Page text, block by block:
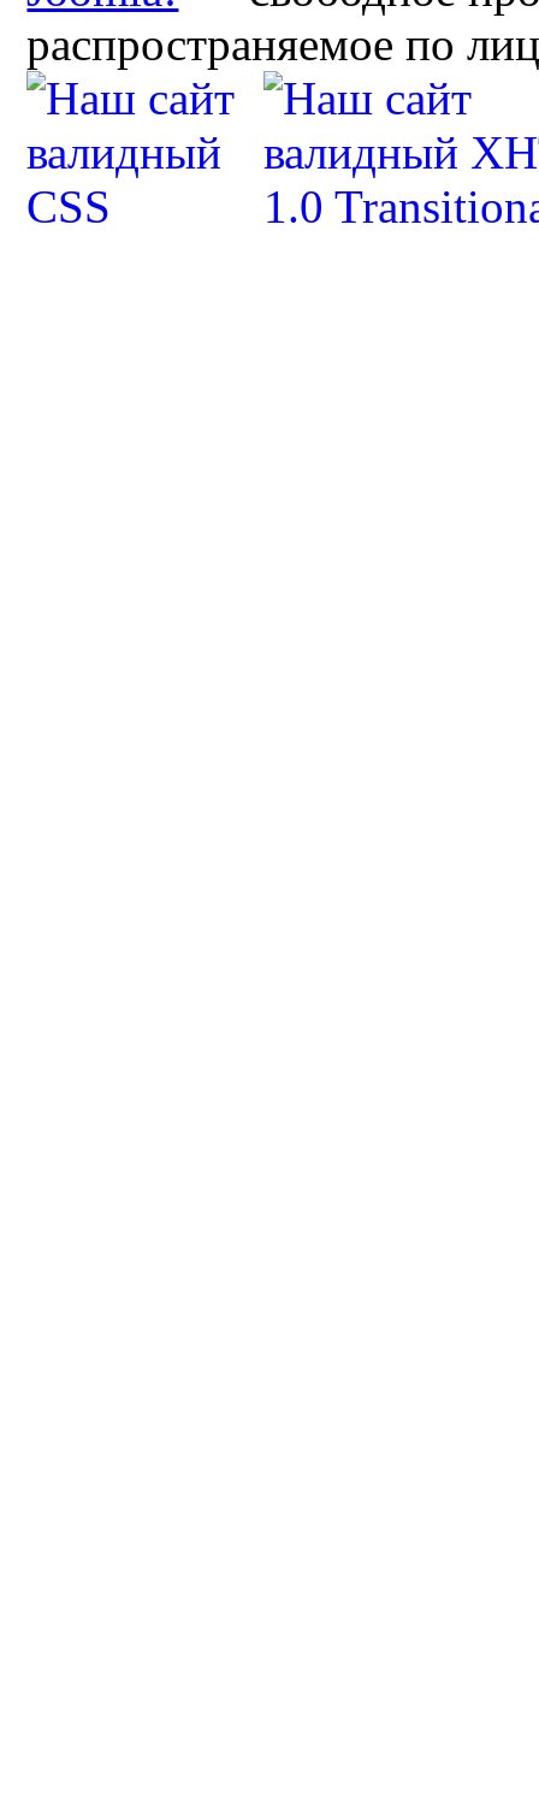
распространяемое по